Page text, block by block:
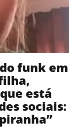
funk em
está
sociais: